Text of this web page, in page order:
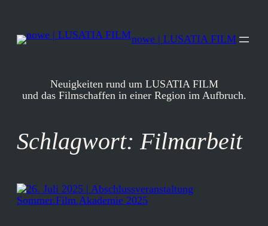
springen
nowe | LUSATIA FILM
Neuigkeiten rund um LUSATIA FILM
und das Filmschaffen in einer Region im Aufbruch.
Schlagwort:Filmarbeit